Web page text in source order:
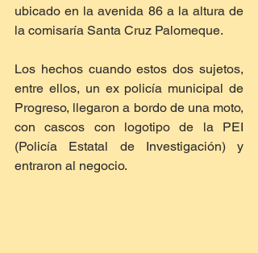
ubicado en la avenida 86 a la altura de
la comisaría Santa Cruz Palomeque.
Los hechos cuando estos dos sujetos,
entre ellos, un ex policía municipal de
Progreso, llegaron a bordo de una moto,
con cascos con logotipo de la PEI
(Policía Estatal de Investigación) y
entraron al negocio.